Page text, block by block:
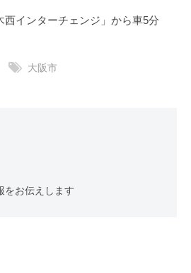
西インターチェンジ」から車5分
大阪市
をお伝えします